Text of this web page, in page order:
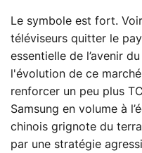
Le symbole est fort.
téléviseurs quitter le
essentielle de l’avenir
l'évolution de ce
renforcer un peu plus
Samsung en volume à
chinois grignote du
par une stratégie